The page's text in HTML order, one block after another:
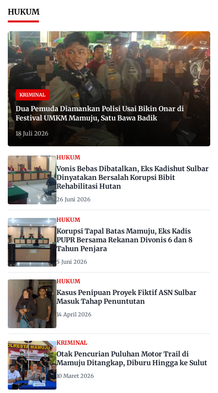
HUKUM
KRIMINAL
Dua Pemuda Diamankan Polisi Usai Bikin Onar di
Festival UMKM Mamuju, Satu Bawa Badik
18 Juli 2026
HUKUM
Vonis Bebas Dibatalkan, Eks Kadishut Sulbar
Dinyatakan Bersalah Korupsi Bibit
Rehabilitasi Hutan
26 Juni 2026
HUKUM
Korupsi Tapal Batas Mamuju, Eks Kadis
PUPR Bersama Rekanan Divonis 6 dan 8
Tahun Penjara
5 Juni 2026
HUKUM
Kasus Penipuan Proyek Fiktif ASN Sulbar
Masuk Tahap Penuntutan
14 April 2026
KRIMINAL
Otak Pencurian Puluhan Motor Trail di
Mamuju Ditangkap, Diburu Hingga ke Sulut
10 Maret 2026